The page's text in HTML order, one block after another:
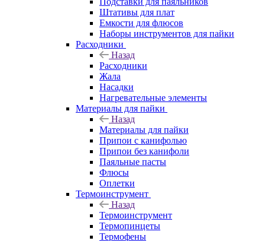
Штативы для плат
Емкости для флюсов
Наборы инструментов для пайки
Расходники
Назад
Расходники
Жала
Насадки
Нагревательные элементы
Материалы для пайки
Назад
Материалы для пайки
Припои с канифолью
Припои без канифоли
Паяльные пасты
Флюсы
Оплетки
Термоинструмент
Назад
Термоинструмент
Термопинцеты
Термофены